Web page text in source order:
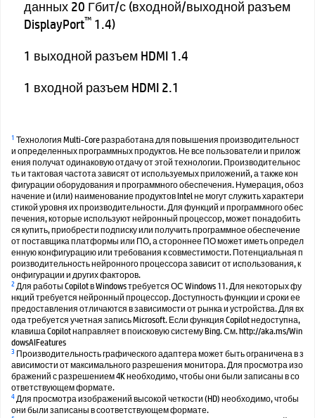
данных 20 Гбит/с (входной/выходной разъем
DisplayPort™ 1.4)
1 выходной разъем HDMI 1.4
1 входной разъем HDMI 2.1
1 Технология Multi-Core разработана для повышения производительност
и определенных программных продуктов. Не все пользователи и прилож
ения получат одинаковую отдачу от этой технологии. Производительнос
ть и тактовая частота зависят от используемых приложений, а также кон
фигурации оборудования и программного обеспечения. Нумерация, обоз
начение и (или) наименование продуктов Intel не могут служить характери
стикой уровня их производительности. Для функций и программного обес
печения, которые используют нейронный процессор, может понадобить
ся купить, приобрести подписку или получить программное обеспечение
от поставщика платформы или ПО, а стороннее ПО может иметь определ
енную конфигурацию или требования к совместимости. Потенциальная п
роизводительность нейронного процессора зависит от использования, к
онфигурации и других факторов.
2Для работы Copilot в Windows требуется ОС Windows 11. Для некоторых фу
нкций требуется нейронный процессор. Доступность функции и сроки ее
предоставления отличаются в зависимости от рынка и устройства. Для вх
ода требуется учетная запись Microsoft. Если функция Copilot недоступна,
клавиша Copilot направляет в поисковую систему Bing. См. http://aka.ms/Win
dowsAIFeatures
3 Производительность графического адаптера может быть ограничена в з
ависимости от максимального разрешения монитора. Для просмотра изо
бражений с разрешением 4K необходимо, чтобы они были записаны в со
ответствующем формате.
4Для просмотра изображений высокой четкости (HD) необходимо, чтобы
они были записаны в соответствующем формате.